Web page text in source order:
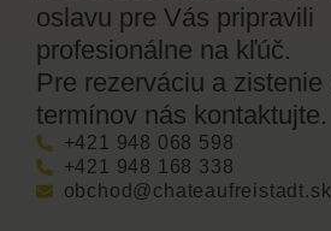
oslavu pre Vás pripravili
profesionálne na kľúč.
Pre rezerváciu a zistenie
termínov nás kontaktujte.
+421 948 068 598
+421 948 168 338
obchod@chateaufreistadt.sk